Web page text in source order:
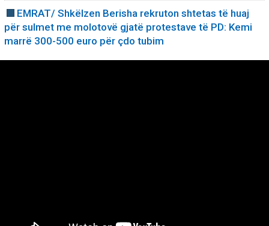
EMRAT/ Shkëlzen Berisha rekruton shtetas të huaj
për sulmet me molotovë gjatë protestave të PD: Kemi
marrë 300-500 euro për çdo tubim